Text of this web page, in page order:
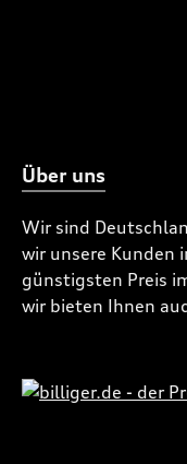
Über uns
Wir sind
wir unsere Kunden
günstigsten Preis
wir bieten Ihnen